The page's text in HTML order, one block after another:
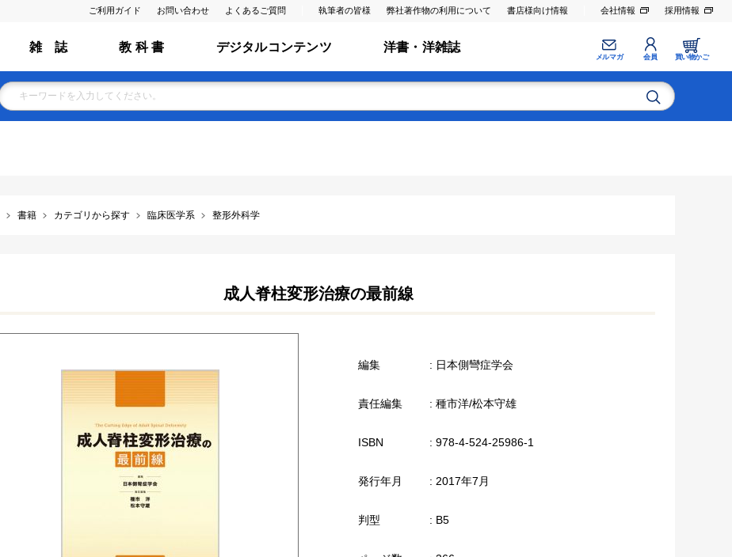
ご利用ガイド お問い合わせ よくあるご質問 執筆者の皆様 弊社著作物の利用について 書店様向け情報 会社情報 採用情報
雑 誌 教 科 書 デジタルコンテンツ 洋書・洋雑誌
メルマガ 会員 買い物かご
書籍 カテゴリから探す 臨床医学系 整形外科学
成人脊柱変形治療の最前線
編集 : 日本側彎症学会
責任編集 : 種市洋/松本守雄
ISBN : 978-4-524-25986-1
発行年月 : 2017年7月
判型 : B5